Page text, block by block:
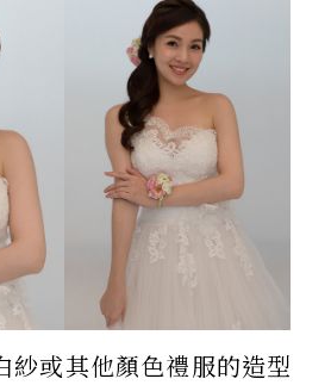
紗或其他顏色禮服的造型